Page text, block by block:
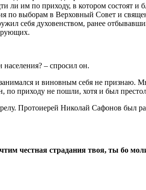
ли им по приходу, в котором состоят
по выборам в Верховный Совет и
себя духовенством, ранее
– спросил он.
и виновным себя не
по приходу не пошли, хотя и был
Протоиерей Николай Сафонов был
честная страдания твоя, ты бо